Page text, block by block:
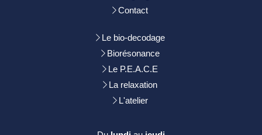
Contact
Le bio-decodage
Biorésonance
Le P.E.A.C.E
La relaxation
L'atelier